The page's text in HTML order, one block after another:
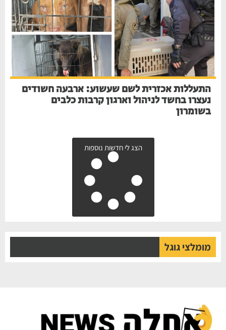
התעללות אכזרית לשם שעשוע: ארבעה חשודים
נעצרו בחשד לניהול וארגון קרבות כלבים
בשומרון
הצג לי חדשות נוספות
מומלצי גוגל